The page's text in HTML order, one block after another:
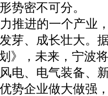
势密不可分。
推进的一个产业
芽、成长壮大。
》，未来，宁波
电、电气装备、
势企业做大做强